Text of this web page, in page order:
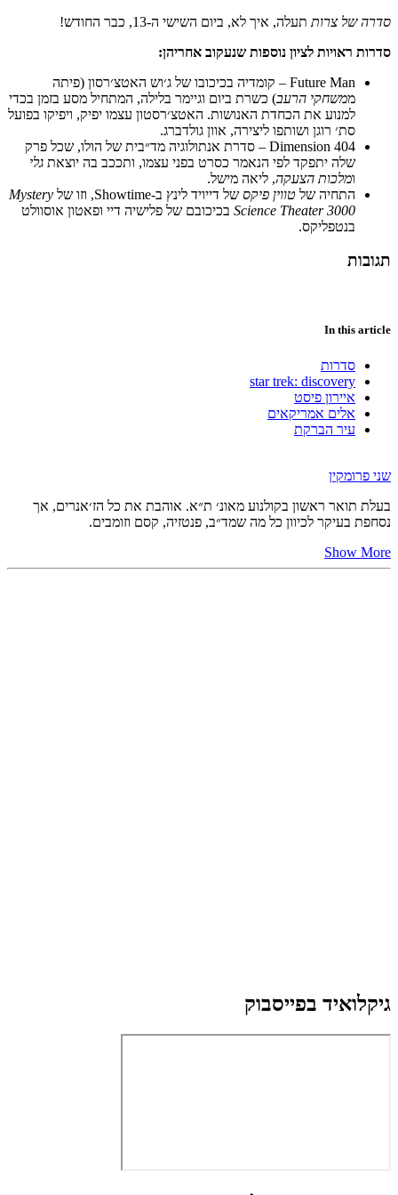
סדרה של צרות תעלה, איך לא, ביום השישי ה-13, כבר החודש!
סדרות ראויות לציון נוספות שנעקוב אחריהן:
Future Man – קומדיה בכיכובו של ג׳וש האטצ׳רסון (פיתה
ממשחקי הרעב) כשרת ביום וגיימר בלילה, המתחיל מסע בזמן בכדי
למנוע את הכחדת האנושות. האטצ׳רסטון עצמו יפיק, ויפיקו בפועל
סת׳ רוגן ושותפו ליצירה, אוון גולדברג.
Dimension 404 – סדרת אנתולוגיה מד״בית של הולו, שכל פרק
שלה יתפקד לפי הנאמר כסרט בפני עצמו, ותככב בה יוצאת גלי
ומלכות הצעקה, ליאה מישל.
התחיה של טווין פיקס של דייויד לינץ ב-Showtime, וזו של
Mystery
Science Theater 3000 בכיכובם של פלישיה דיי ופאטון אוסוולט
בנטפליקס.
תגובות
In this article
סדרות
star trek: discovery
איירון פיסט
אלים אמריקאים
עיר הברקת
שני פרומקין
בעלת תואר ראשון בקולנוע מאונ׳ ת״א. אוהבת את כל הז׳אנרים, אך
נסחפת בעיקר לכיוון כל מה שמד״ב, פנטזיה, קסם וזומבים.
Show More
גיקלואיד בפייסבוק